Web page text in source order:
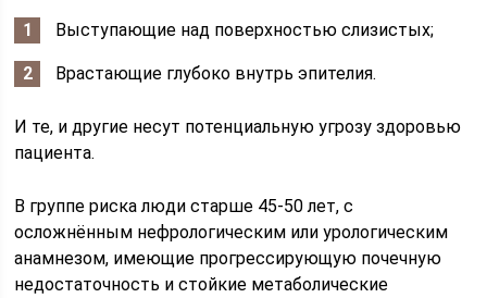
Выступающие над поверхностью слизистых;
Врастающие глубоко внутрь эпителия.
И те, и другие несут потенциальную угрозу здоровью
пациента.
В группе риска люди старше 45-50 лет, с
осложнённым нефрологическим или урологическим
анамнезом, имеющие прогрессирующую почечную
недостаточность и стойкие метаболические